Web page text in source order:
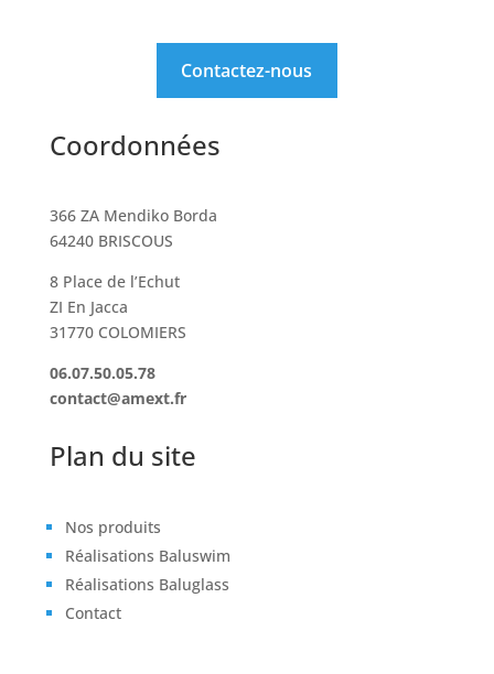
Contactez-nous
Coordonnées
366 ZA Mendiko Borda
64240 BRISCOUS
8 Place de l’Echut
ZI En Jacca
31770 COLOMIERS
06.07.50.05.78
contact@amext.fr
Plan du site
Nos produits
Réalisations Baluswim
Réalisations Baluglass
Contact